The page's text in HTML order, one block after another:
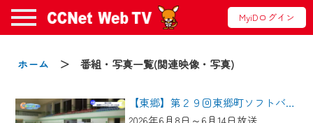
MyiDログイン
ホーム ＞ 番組・写真一覧(関連映像・写真)
【東郷】第２９回東郷町ソフトバレーボール大会
2026年6月8日～6月14日放送
お知らせ
2024/09/02